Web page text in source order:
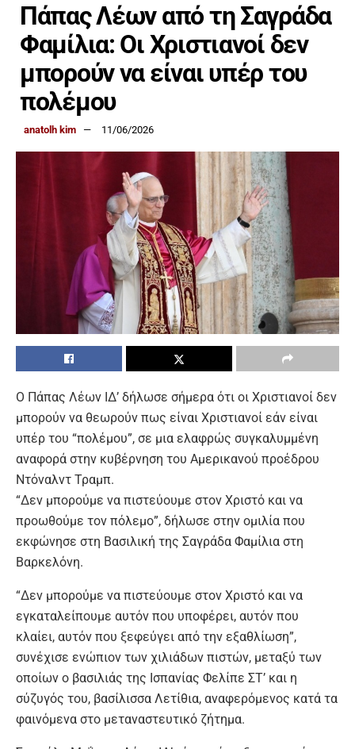
Πάπας Λέων από τη Σαγράδα
Φαμίλια: Οι Χριστιανοί δεν
μπορούν να είναι υπέρ του
πολέμου
anatolh kim 11/06/2026
Ο Πάπας Λέων ΙΔ’ δήλωσε σήμερα ότι οι Χριστιανοί δεν
μπορούν να θεωρούν πως είναι Χριστιανοί εάν είναι
υπέρ του “πολέμου”, σε μια ελαφρώς συγκαλυμμένη
αναφορά στην κυβέρνηση του Αμερικανού προέδρου
Ντόναλντ Τραμπ.
“Δεν μπορούμε να πιστεύουμε στον Χριστό και να
προωθούμε τον πόλεμο”, δήλωσε στην ομιλία που
εκφώνησε στη Βασιλική της Σαγράδα Φαμίλια στη
Βαρκελόνη.
“Δεν μπορούμε να πιστεύουμε στον Χριστό και να
εγκαταλείπουμε αυτόν που υποφέρει, αυτόν που
κλαίει, αυτόν που ξεφεύγει από την εξαθλίωση”,
συνέχισε ενώπιον των χιλιάδων πιστών, μεταξύ των
οποίων ο βασιλιάς της Ισπανίας Φελίπε ΣΤ’ και η
σύζυγός του, βασίλισσα Λετίθια, αναφερόμενος κατά τα
φαινόμενα στο μεταναστευτικό ζήτημα.